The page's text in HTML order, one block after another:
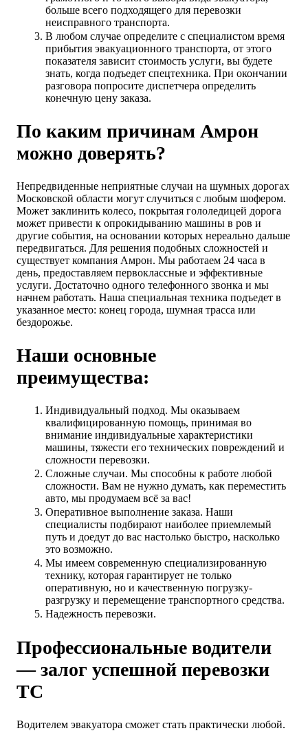
больше всего подходящего для перевозки
неисправного транспорта.
В любом случае определите с специалистом время
прибытия эвакуационного транспорта, от этого
показателя зависит стоимость услуги, вы будете
знать, когда подъедет спецтехника. При окончании
разговора попросите диспетчера определить
конечную цену заказа.
По каким причинам Амрон
можно доверять?
Непредвиденные неприятные случаи на шумных дорогах
Московской области могут случиться с любым шофером.
Может заклинить колесо, покрытая гололедицей дорога
может привести к опрокидыванию машины в ров и
другие события, на основании которых нереально дальше
передвигаться. Для решения подобных сложностей и
существует компания Амрон. Мы работаем 24 часа в
день, предоставляем первоклассные и эффективные
услуги. Достаточно одного телефонного звонка и мы
начнем работать. Наша специальная техника подъедет в
указанное место: конец города, шумная трасса или
бездорожье.
Наши основные
преимущества:
Индивидуальный подход. Мы оказываем
квалифицированную помощь, принимая во
внимание индивидуальные характеристики
машины, тяжести его технических повреждений и
сложности перевозки.
Сложные случаи. Мы способны к работе любой
сложности. Вам не нужно думать, как переместить
авто, мы продумаем всё за вас!
Оперативное выполнение заказа. Наши
специалисты подбирают наиболее приемлемый
путь и доедут до вас настолько быстро, насколько
это возможно.
Мы имеем современную специализированную
технику, которая гарантирует не только
оперативную, но и качественную погрузку-
разгрузку и перемещение транспортного средства.
Надежность перевозки.
Профессиональные водители
— залог успешной перевозки
ТС
Водителем эвакуатора сможет стать практически любой.